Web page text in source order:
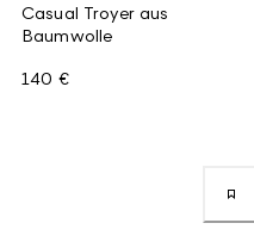
Casual Troyer aus
Baumwolle
140 €